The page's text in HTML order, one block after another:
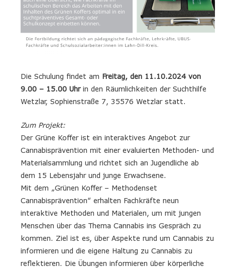
Die Schulung findet am Freitag, den 11.10.2024 von
9.00 – 15.00 Uhrin den Räumlichkeiten der Suchthilfe
Wetzlar, Sophienstraße 7, 35576 Wetzlar statt.
Zum Projekt:
Der Grüne Koffer ist ein interaktives Angebot zur
Cannabisprävention mit einer evaluierten Methoden- und
Materialsammlung und richtet sich an Jugendliche ab
dem 15 Lebensjahr und junge Erwachsene.
Mit dem „Grünen Koffer – Methodenset
Cannabisprävention“ erhalten Fachkräfte neun
interaktive Methoden und Materialen, um mit jungen
Menschen über das Thema Cannabis ins Gespräch zu
kommen. Ziel ist es, über Aspekte rund um Cannabis zu
informieren und die eigene Haltung zu Cannabis zu
reflektieren. Die Übungen informieren über körperliche